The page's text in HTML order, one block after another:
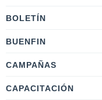
BOLETÍN
BUENFIN
CAMPAÑAS
CAPACITACIÓN